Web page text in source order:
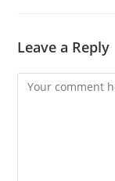
Leave a Reply
Comment